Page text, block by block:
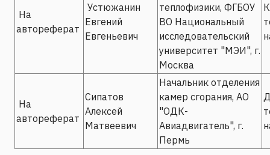
На
автореферат
Устюжанин
Евгений
Евгеньевич
теплофизики, ФГБОУ
ВО Национальный
исследовательский
университет "МЭИ", г.
Москва
На
автореферат
Сипатов
Алексей
Матвеевич
Начальник отделения
камер сгорания, АО
"ОДК-
Авиадвигатель", г.
Пермь